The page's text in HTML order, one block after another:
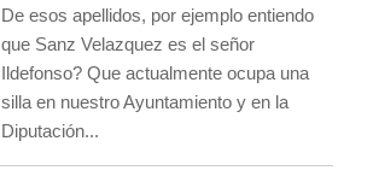
De esos apellidos, por ejemplo entiendo
que Sanz Velazquez es el señor
Ildefonso? Que actualmente ocupa una
silla en nuestro Ayuntamiento y en la
Diputación...